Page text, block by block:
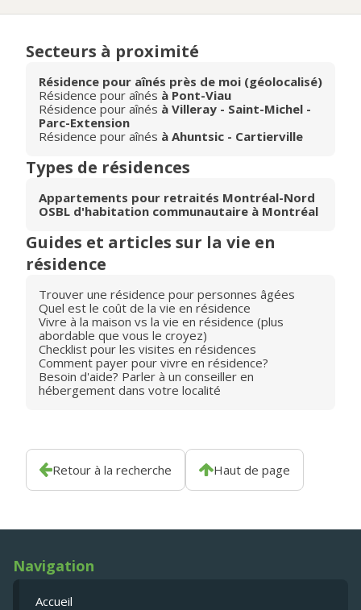
Secteurs à proximité
Résidence pour aînés près de moi (géolocalisé)
Résidence pour aînés à Pont-Viau
Résidence pour aînés à Villeray - Saint-Michel -
Parc-Extension
Résidence pour aînés à Ahuntsic - Cartierville
Types de résidences
Appartements pour retraités Montréal-Nord
OSBL d'habitation communautaire à Montréal
Guides et articles sur la vie en
résidence
Trouver une résidence pour personnes âgées
Quel est le coût de la vie en résidence
Vivre à la maison vs la vie en résidence (plus
abordable que vous le croyez)
Checklist pour les visites en résidences
Comment payer pour vivre en résidence?
Besoin d'aide? Parler à un conseiller en
hébergement dans votre localité
Retour à la recherche Haut de page
Navigation
Accueil